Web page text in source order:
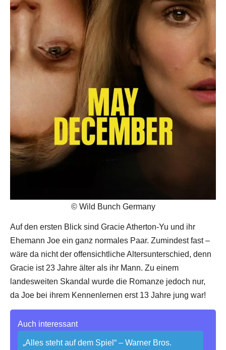
© Wild Bunch Germany
Auf den ersten Blick sind Gracie Atherton-Yu und ihr
Ehemann Joe ein ganz normales Paar. Zumindest fast –
wäre da nicht der offensichtliche Altersunterschied, denn
Gracie ist 23 Jahre älter als ihr Mann. Zu einem
landesweiten Skandal wurde die Romanze jedoch nur,
da Joe bei ihrem Kennenlernen erst 13 Jahre jung war!
Auch interessant
„Alles steht auf dem Spiel“ – Warner Bros.